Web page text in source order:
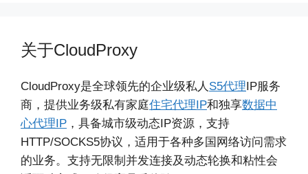
关于CloudProxy
CloudProxy是全球领先的企业级私人 S5代理IP服务
商，提供业务级私有家庭住宅代理IP和独享数据中
心代理IP ，具备城市级动态IP资源，支持
HTTP/SOCKS5协议，适用于各种多国网络访问需求
的业务。支持无限制并发连接及动态轮换和粘性会